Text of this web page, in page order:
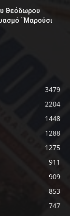
Θεόδωρου
¨Μαρούσι
3479
2204
1448
1288
1275
911
909
853
747